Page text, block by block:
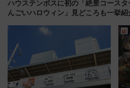
ハウステンボスに初の「絶景コース
んごいハロウィン」見どころも一挙紹